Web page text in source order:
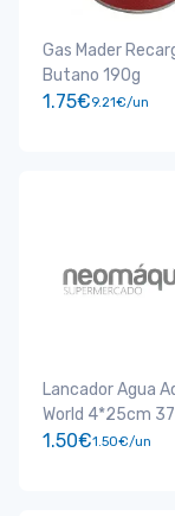
Gas Mader
Butano 190g
1.75€9.21€/un
Lancador Agua
World 4*25cm
1.50€1.50€/un